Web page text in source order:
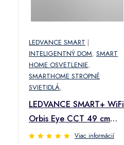
LEDVANCE SMART |
INTELIGENTNÝ DOM, SMART
HOME OSVETLENIE,
SMARTHOME STROPNÉ
SVIETIDLÁ,
LEDVANCE SMART+ WiFi
Orbis Eye CCT 49 cm
sivá
Viac informácií